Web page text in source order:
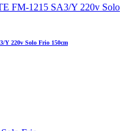
Y 220v Solo Frio 150cm